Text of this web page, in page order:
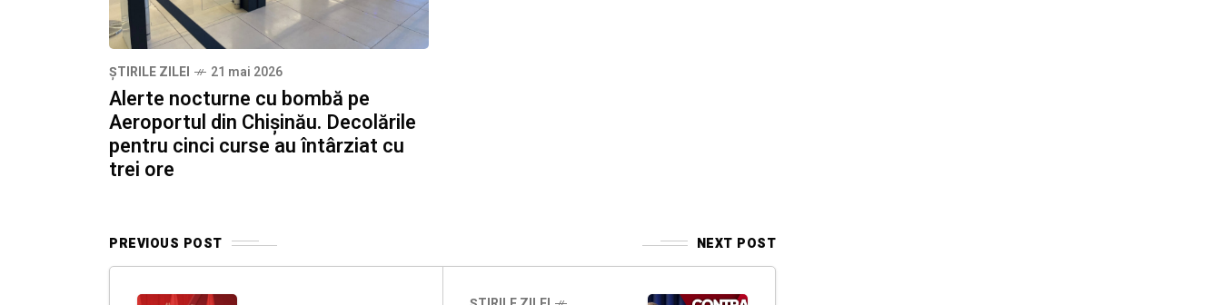
ȘTIRILE ZILEI 21 mai 2026
Alerte nocturne cu bombă pe
Aeroportul din Chișinău. Decolările
pentru cinci curse au întârziat cu
trei ore
PREVIOUS POST NEXT POST